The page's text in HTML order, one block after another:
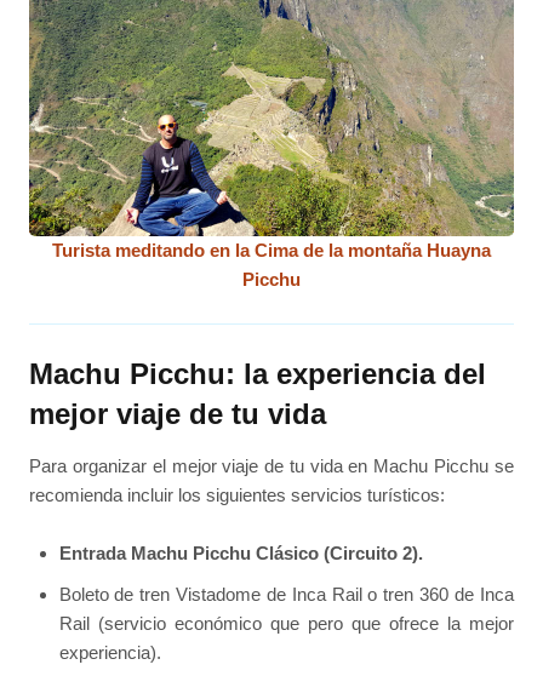
Turista meditando en la Cima de la montaña Huayna
Picchu
Machu Picchu: la experiencia del
mejor viaje de tu vida
Para organizar el mejor viaje de tu vida en Machu Picchu se
recomienda incluir los siguientes servicios turísticos:
Entrada Machu Picchu Clásico (Circuito 2).
Boleto de tren Vistadome de Inca Rail o tren 360 de Inca
Rail (servicio económico que pero que ofrece la mejor
experiencia).